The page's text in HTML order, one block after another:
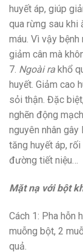
huyết áp, giúp
qua rừng sau khi
máu. Vì vậy
giảm cân mà
7. Ngoài ra khổ
huyết. Giảm cao
sỏi thận. Đặc
nghẽn động
nguyên nhân gây
tăng huyết áp,
đường tiết niệu…
Mặt nạ với bột
Cách 1: Pha hỗn
muỗng bột, 2
quả.